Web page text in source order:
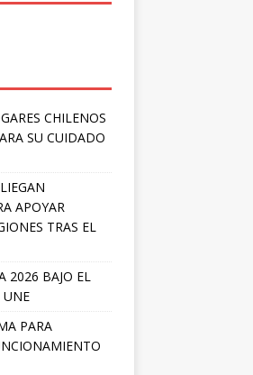
CHILENOS
SU CUIDADO
APOYAR
TRAS EL
2026 BAJO EL
UNE
PARA